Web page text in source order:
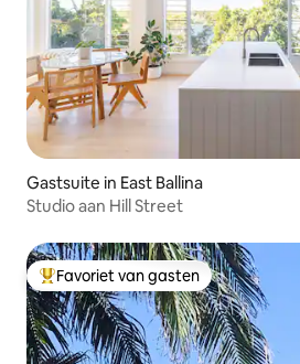
Gastsuite in East Ballina
Studio aan Hill Street
Topfavoriet van gasten
Favoriet van gasten